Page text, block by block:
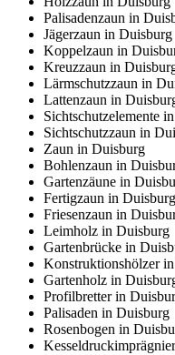
Palisadenzaun in
Jägerzaun in Duisburg
Koppelzaun in
Kreuzzaun in
Lärmschutzzaun in
Lattenzaun in
Sichtschutzelemente
Sichtschutzzaun in
Zaun in Duisburg
Bohlenzaun in
Gartenzäune in
Fertigzaun in Duisburg
Friesenzaun in
Leimholz in Duisburg
Gartenbrücke in
Konstruktionshölzer
Gartenholz in
Profilbretter in
Palisaden in Duisburg
Rosenbogen in